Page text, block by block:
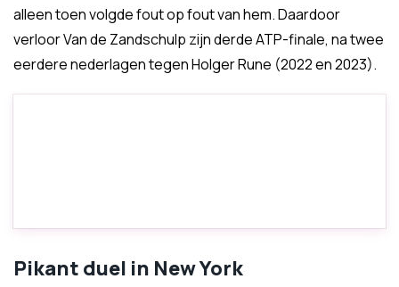
alleen toen volgde fout op fout van hem. Daardoor
verloor Van de Zandschulp zijn derde ATP-finale, na twee
eerdere nederlagen tegen Holger Rune (2022 en 2023).
Pikant duel in New York